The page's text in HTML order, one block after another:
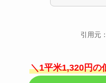
引用元：
＼1平米1,320円の